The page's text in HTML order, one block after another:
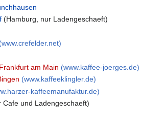
(Hamburg, nur Ladengeschaeft)
(www.crefelder.net)
am Main (www.kaffee-joerges.de)
(www.kaffeeklingler.de)
kaffeemanufaktur.de)
Cafe und Ladengeschaeft)